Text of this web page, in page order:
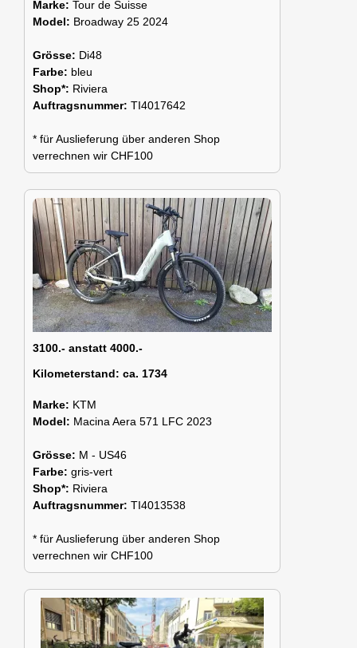
Marke: Tour de Suisse
Model: Broadway 25 2024
Grösse: Di48
Farbe: bleu
Shop*: Riviera
Auftragsnummer: TI4017642
* für Auslieferung über anderen Shop
verrechnen wir CHF100
3100.- anstatt 4000.-
Kilometerstand: ca. 1734
Marke: KTM
Model: Macina Aera 571 LFC 2023
Grösse: M - US46
Farbe: gris-vert
Shop*: Riviera
Auftragsnummer: TI4013538
* für Auslieferung über anderen Shop
verrechnen wir CHF100